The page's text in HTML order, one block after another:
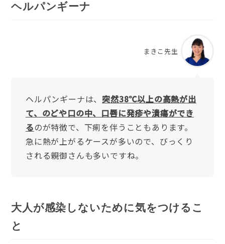
ヘルパンギーナ
まきこ先生
ヘルパンギーナは、突然38℃以上の高熱が出
て、のどや口の中、口唇に発疹や潰瘍ができ
るのが特徴で、下痢を伴うこともあります。
急に熱が上がるケースが多いので、びっくり
される親御さんも多いですね。
大人が感染しないために気をつけるこ
と